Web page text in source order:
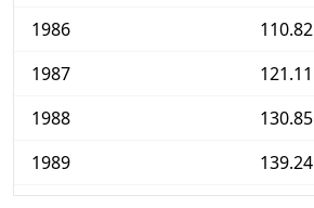
1986
110.82
1987
121.11
1988
130.85
1989
139.24